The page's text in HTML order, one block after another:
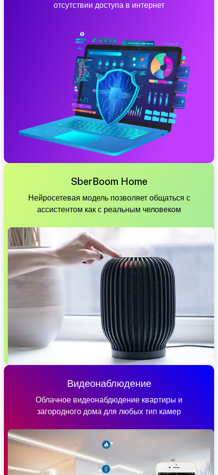
отсутствии доступа в интернет
SberBoom Home
Нейросетевая модель позволяет общаться с
ассистентом как с реальным человеком
Видеонаблюдение
Облачное видеонабдюдение квартиры и
загородного дома для любых тип камер